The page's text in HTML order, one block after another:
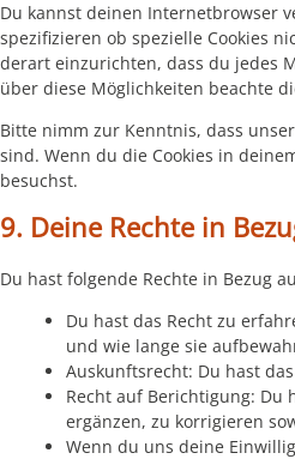
Du kannst deinen Internetbrowser
spezifizieren ob spezielle Cookies
derart einzurichten, dass du jedes
über diese Möglichkeiten beachte
Bitte nimm zur Kenntnis, dass
sind. Wenn du die Cookies in
besuchst.
9. Deine Rechte in
Du hast folgende Rechte in Bezug
Du hast das Recht zu
und wie lange sie
Auskunftsrecht: Du hast
Recht auf Berichtigung: Du
ergänzen, zu korrigieren
Wenn du uns deine